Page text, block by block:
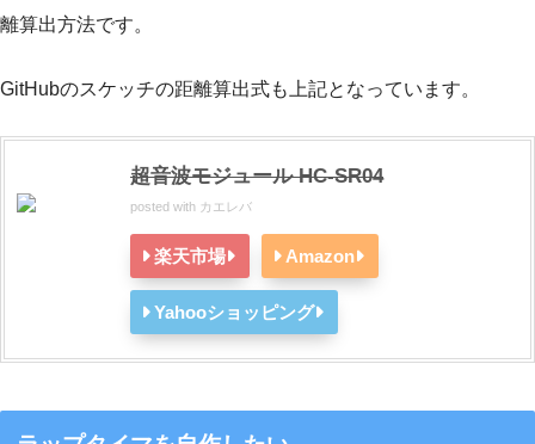
離算出方法です。
GitHubのスケッチの距離算出式も上記となっています。
超音波モジュール HC-SR04
posted with カエレバ
楽天市場 Amazon
Yahooショッピング